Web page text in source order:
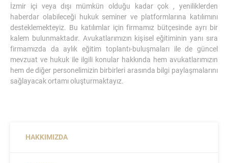
İzmir içi veya dışı mümkün olduğu kadar çok , yeniliklerden
haberdar olabileceği hukuk seminer ve platformlarına katılımını
desteklemekteyiz. Bu katılımlar için firmamız bütçesinde ayrı bir
kalem bulunmaktadır. Avukatlarımızın kişisel eğitiminin yanı sıra
firmamızda da aylık eğitim toplantı-buluşmaları ile de güncel
mevzuat ve hukuk ile ilgili konular hakkında hem avukatlarımızın
hem de diğer personelimizin birbirleri arasında bilgi paylaşmalarını
sağlayacak ortamı oluşturmaktayız.
HAKKIMIZDA